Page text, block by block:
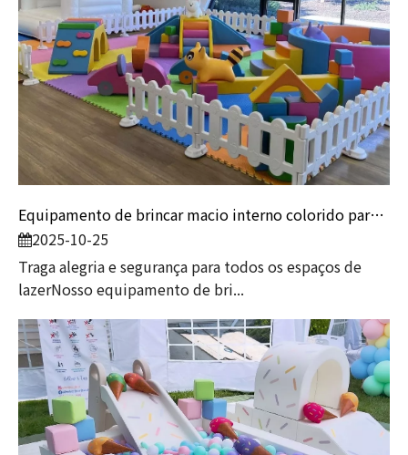
Equipamento de brincar macio interno colorido para crianças | Conjunto de playground infantil com castelo inflável branco
2025-10-25
Traga alegria e segurança para todos os espaços de
lazerNosso equipamento de bri...